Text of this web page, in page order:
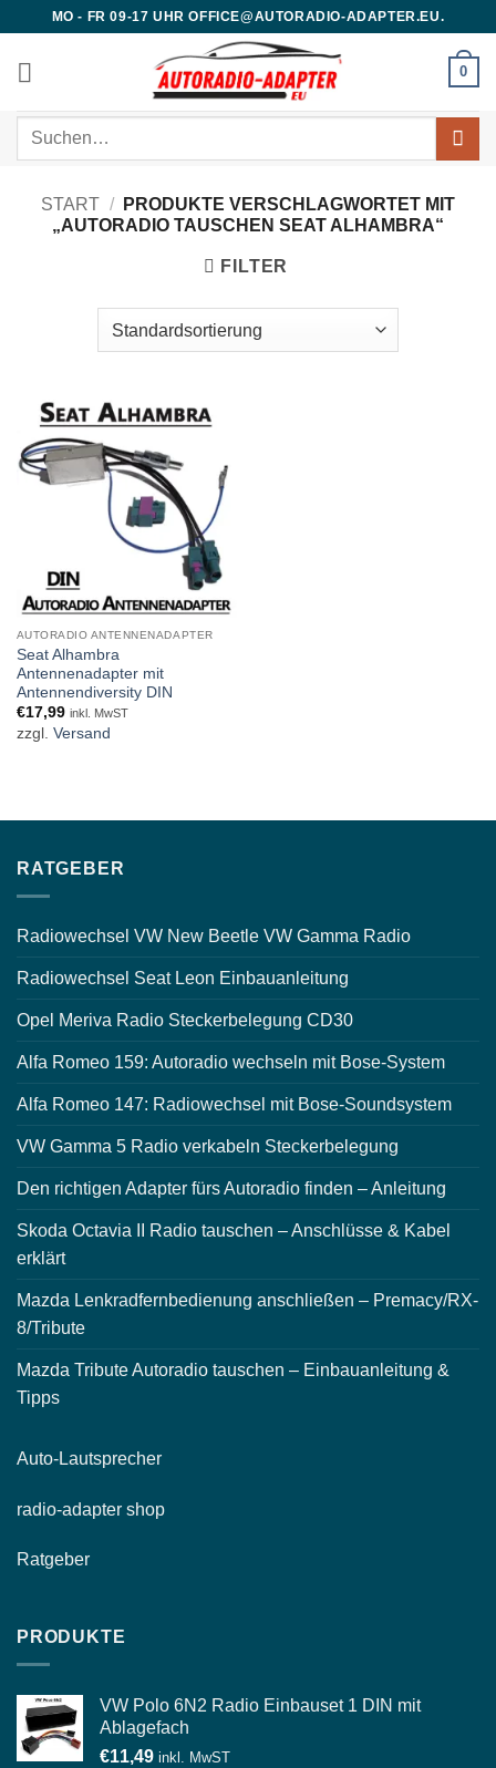
springen
MO - FR 09-17 UHR OFFICE@AUTORADIO-ADAPTER.EU.
0
Suchen
START /
PRODUKTE VERSCHLAGWORTET MIT
„AUTORADIO TAUSCHEN SEAT ALHAMBRA“
FILTER
AUTORADIO ANTENNENADAPTER
Seat Alhambra
Antennenadapter mit
Antennendiversity DIN
€17,99 inkl. MwST
zzgl. Versand
RATGEBER
Radiowechsel VW New Beetle VW Gamma Radio
Radiowechsel Seat Leon Einbauanleitung
Opel Meriva Radio Steckerbelegung CD30
Alfa Romeo 159: Autoradio wechseln mit Bose-System
Alfa Romeo 147: Radiowechsel mit Bose-Soundsystem
VW Gamma 5 Radio verkabeln Steckerbelegung
Den richtigen Adapter fürs Autoradio finden – Anleitung
Skoda Octavia II Radio tauschen – Anschlüsse & Kabel
erklärt
Mazda Lenkradfernbedienung anschließen – Premacy/RX-
8/Tribute
Mazda Tribute Autoradio tauschen – Einbauanleitung &
Tipps
Auto-Lautsprecher
radio-adapter shop
Ratgeber
PRODUKTE
VW Polo 6N2 Radio Einbauset 1 DIN mit
Ablagefach
€11,49 inkl. MwST